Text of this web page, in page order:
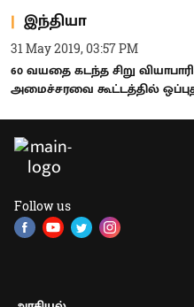
இந்தியா
31 May 2019, 03:57 PM
60 வயதை கடந்த சிறு
அமைச்சரவை கூட்டத்தில்
Follow us